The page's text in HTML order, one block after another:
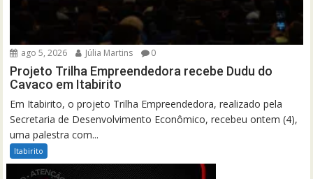
ago 5, 2026 Júlia Martins 0
Projeto Trilha Empreendedora recebe Dudu do
Cavaco em Itabirito
Em Itabirito, o projeto Trilha Empreendedora, realizado pela
Secretaria de Desenvolvimento Econômico, recebeu ontem (4),
uma palestra com...
Itabirito